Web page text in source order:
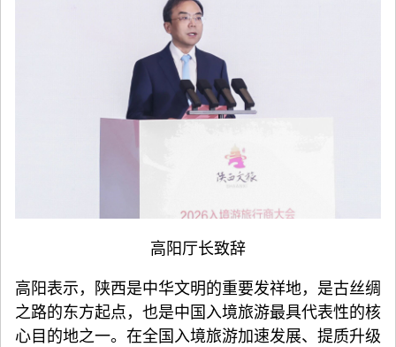
高阳厅长致辞
高阳表示，陕西是中华文明的重要发祥地，是古丝绸
之路的东方起点，也是中国入境旅游最具代表性的核
心目的地之一。在全国入境旅游加速发展、提质升级